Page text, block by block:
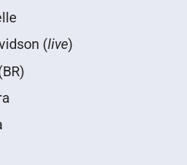
(live)